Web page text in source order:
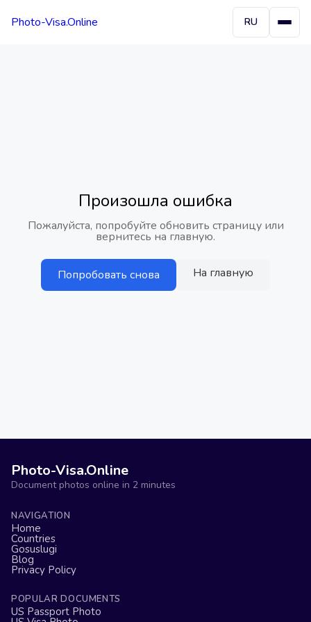
Photo-Visa.Online RU
Произошла ошибка
Пожалуйста, попробуйте обновить страницу или
вернитесь на главную.
Попробовать снова На главную
Photo-Visa.Online
Document photos online in 2 minutes
NAVIGATION
Home
Countries
Gosuslugi
Blog
Privacy Policy
POPULAR DOCUMENTS
US Passport Photo